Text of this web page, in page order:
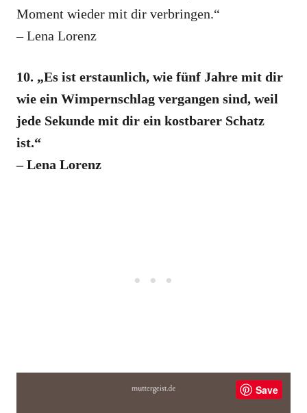
Moment wieder mit dir verbringen.“
– Lena Lorenz
10. „Es ist erstaunlich, wie fünf Jahre mit dir
wie ein Wimpernschlag vergangen sind, weil
jede Sekunde mit dir ein kostbarer Schatz
ist.“
– Lena Lorenz
Save